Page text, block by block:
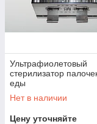
Ультрафиолетовый
стерилизатор
еды
Нет в наличии
Цену уточняйте